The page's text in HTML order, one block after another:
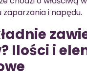
i napędu.
Ilości i